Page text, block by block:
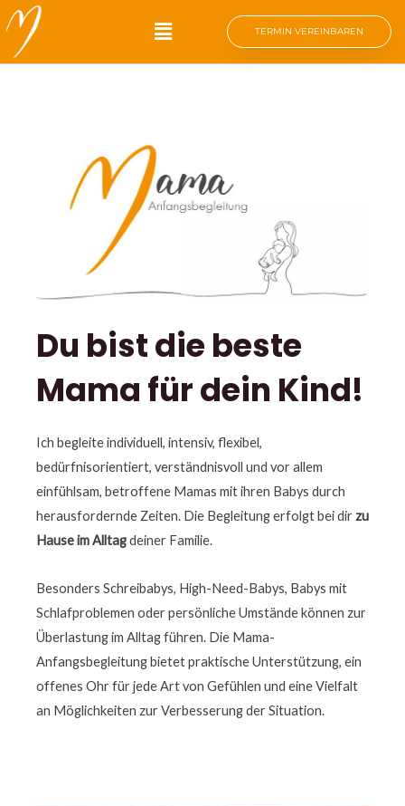
Zum
Inhalt
springen
Main
Menu
TERMIN VEREINBAREN
Du bist die beste
Mama für dein Kind!
Ich begleite individuell, intensiv, flexibel,
bedürfnisorientiert, verständnisvoll und vor allem
einfühlsam, betroffene Mamas mit ihren Babys durch
herausfordernde Zeiten. Die Begleitung erfolgt bei dir zu
Hause im Alltagdeiner Familie.
Besonders Schreibabys, High-Need-Babys, Babys mit
Schlafproblemen oder persönliche Umstände können zur
Überlastung im Alltag führen. Die Mama-
Anfangsbegleitung bietet praktische Unterstützung, ein
offenes Ohr für jede Art von Gefühlen und eine Vielfalt
an Möglichkeiten zur Verbesserung der Situation.